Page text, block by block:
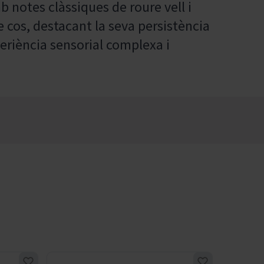
notes clàssiques de roure vell i
destacant la seva persistència
sensorial complexa i